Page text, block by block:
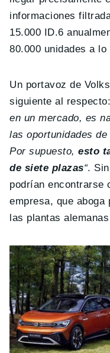
informaciones
15.000 ID.6
80.000 unidades a
Un portavoz de
siguiente al respecto:
en un mercado, es
las oportunidades
Por supuesto,esto
de siete plazas“.
podrían encontrarse
empresa, que
las plantas